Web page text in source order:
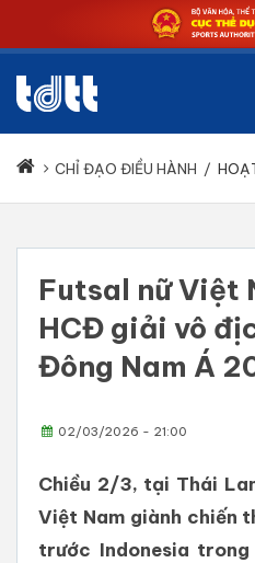
CHỈ ĐẠO ĐIỀU HÀNH /
Futsal nữ Việt
HCĐ giải vô
Đông Nam Á
02/03/2026 - 21:00
Chiều 2/3, tại Thái
Việt Nam giành chiến
trước Indonesia